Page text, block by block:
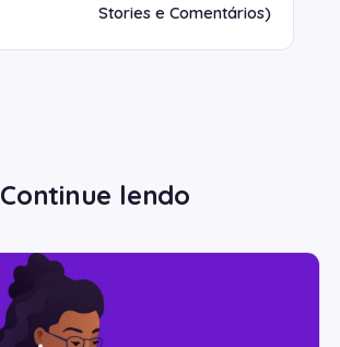
Stories e Comentários)
Continue lendo